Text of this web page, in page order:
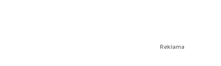
Reklama